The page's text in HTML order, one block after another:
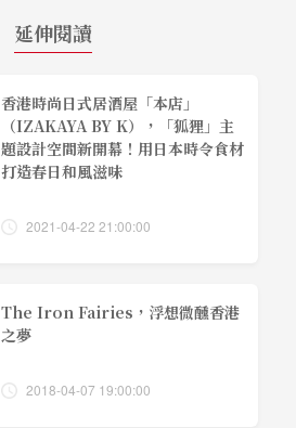
延伸閱讀
香港時尚日式居酒屋「本店」
（IZAKAYA BY K），「狐狸」主
題設計空間新開幕！用日本時令食材
打造春日和風滋味
2021-04-22 21:00:00
The Iron Fairies，浮想微醺香港
之夢
2018-04-07 19:00:00